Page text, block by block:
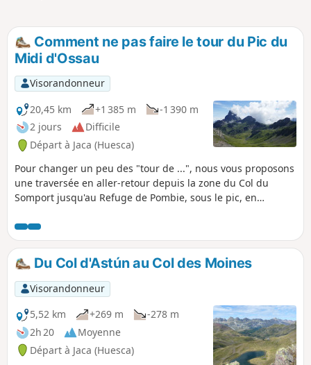
Comment ne pas faire le tour du Pic du
Midi d'Ossau
Visorandonneur
20,45 km
+1 385 m
-1 390 m
2 jours
Difficile
Départ à Jaca (Huesca)
Pour changer un peu des "tour de ...", nous vous proposons
une traversée en aller-retour depuis la zone du Col du
Somport jusqu'au Refuge de Pombie, sous le pic, en
Randonnée transfrontalière sur deux jours, délaissant
volontairement les zones sur fréquentées, Col du Pourtalet,
Ayous, Lac de Bious-Artigues etc... Le premier jour est très
aérien : arêtes herbeuses, le second davantage : vallons
fleuris. Des vues magnifiques.
Du Col d'Astún au Col des Moines
Visorandonneur
5,52 km
+269 m
-278 m
2h 20
Moyenne
Départ à Jaca (Huesca)